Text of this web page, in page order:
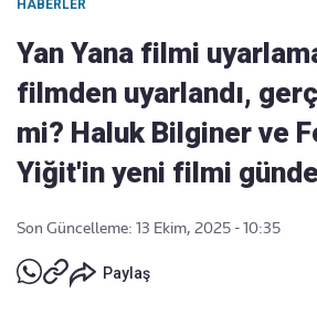
HABERLER
Yan Yana filmi
filmden uyarlandı,
mi? Haluk Bilginer ve
Yiğit'in yeni filmi
Son Güncelleme: 13 Ekim, 2025 - 10:35
Paylaş